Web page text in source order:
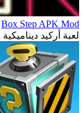
Box Step APK Mod
لعبة أركيد